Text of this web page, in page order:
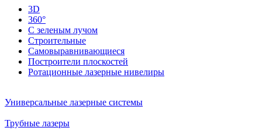
3D
360°
С зеленым лучом
Строительные
Самовыравнивающиеся
Построители плоскостей
Ротационные лазерные нивелиры
Универсальные лазерные системы
Трубные лазеры